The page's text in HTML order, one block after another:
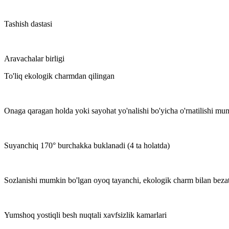
Tashish dastasi
Aravachalar birligi
To'liq ekologik charmdan qilingan
Onaga qaragan holda yoki sayohat yo'nalishi bo'yicha o'rnatilishi
Suyanchiq 170° burchakka buklanadi (4 ta holatda)
Sozlanishi mumkin bo'lgan oyoq tayanchi, ekologik charm bilan
Yumshoq yostiqli besh nuqtali xavfsizlik kamarlari